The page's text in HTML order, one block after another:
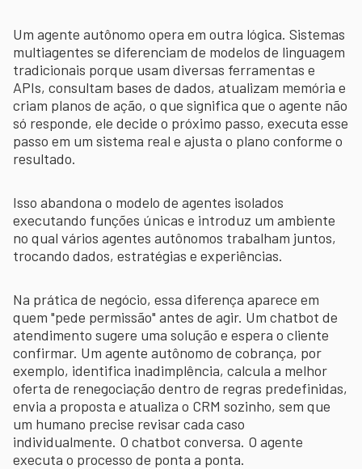
Um agente autônomo opera em outra lógica. Sistemas
multiagentes se diferenciam de modelos de linguagem
tradicionais porque usam diversas ferramentas e
APIs, consultam bases de dados, atualizam memória e
criam planos de ação, o que significa que o agente não
só responde, ele decide o próximo passo, executa esse
passo em um sistema real e ajusta o plano conforme o
resultado.
Isso abandona o modelo de agentes isolados
executando funções únicas e introduz um ambiente
no qual vários agentes autônomos trabalham juntos,
trocando dados, estratégias e experiências.
Na prática de negócio, essa diferença aparece em
quem "pede permissão" antes de agir. Um chatbot de
atendimento sugere uma solução e espera o cliente
confirmar. Um agente autônomo de cobrança, por
exemplo, identifica inadimplência, calcula a melhor
oferta de renegociação dentro de regras predefinidas,
envia a proposta e atualiza o CRM sozinho, sem que
um humano precise revisar cada caso
individualmente. O chatbot conversa. O agente
executa o processo de ponta a ponta.